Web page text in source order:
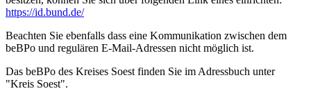
https://id.bund.de/
Beachten Sie ebenfalls dass eine Kommunikation zwischen dem
beBPo und regulären E-Mail-Adressen nicht möglich ist.
Das beBPo des Kreises Soest finden Sie im Adressbuch unter
"Kreis Soest".